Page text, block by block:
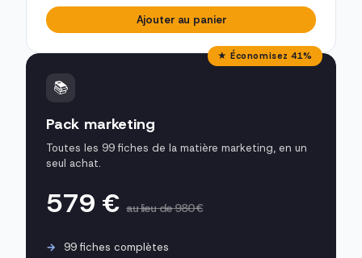
Ajouter au panier
★ Économisez 41%
📚
Pack marketing
Toutes les 99 fiches de la matière marketing, en un
seul achat.
579 €au lieu de 980 €
99 fiches complètes